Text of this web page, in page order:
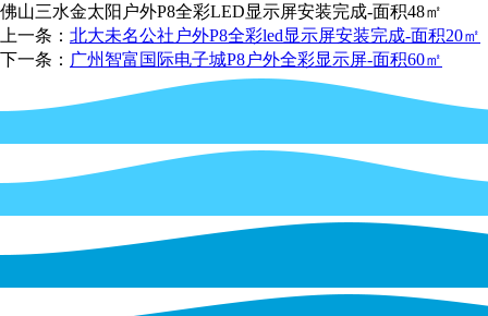
佛山三水金太阳户外P8全彩LED显示屏安装完成-面积48㎡
上一条： 北大未名公社户外P8全彩led显示屏安装完成-面积20㎡
下一条： 广州智富国际电子城P8户外全彩显示屏-面积60㎡